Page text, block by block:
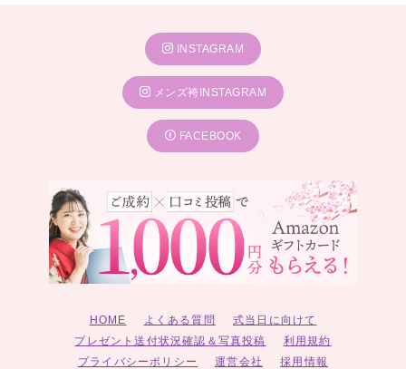
TAKAZENの袴で撮影
写真で残す卒業式
人生の輝かしい門出に、今しかないこの瞬間を
INSTAGRAM
メンズ袴INSTAGRAM
FACEBOOK
HOME よくある質問
式当日に向けて
プレゼント送付状況確認＆写真投稿
利用規約
プライバシーポリシー
運営会社 採用情報